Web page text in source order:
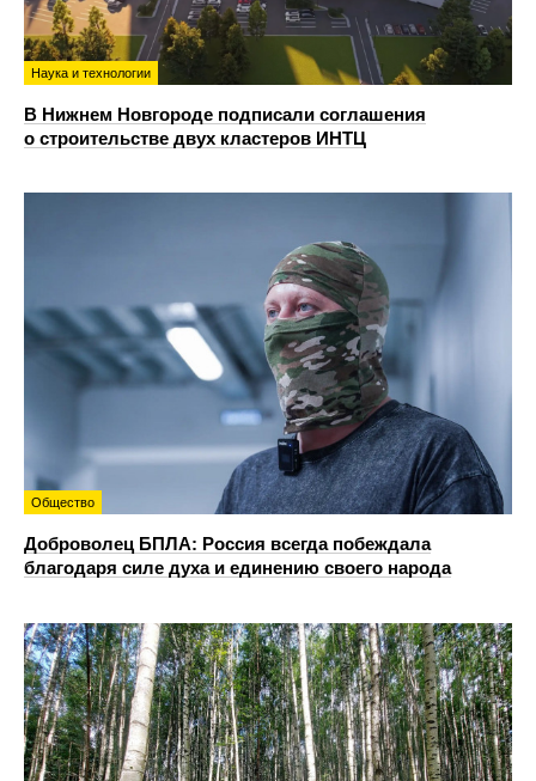
Наука и технологии
В Нижнем Новгороде подписали соглашения
о строительстве двух кластеров ИНТЦ
Общество
Доброволец БПЛА: Россия всегда побеждала
благодаря силе духа и единению своего народа